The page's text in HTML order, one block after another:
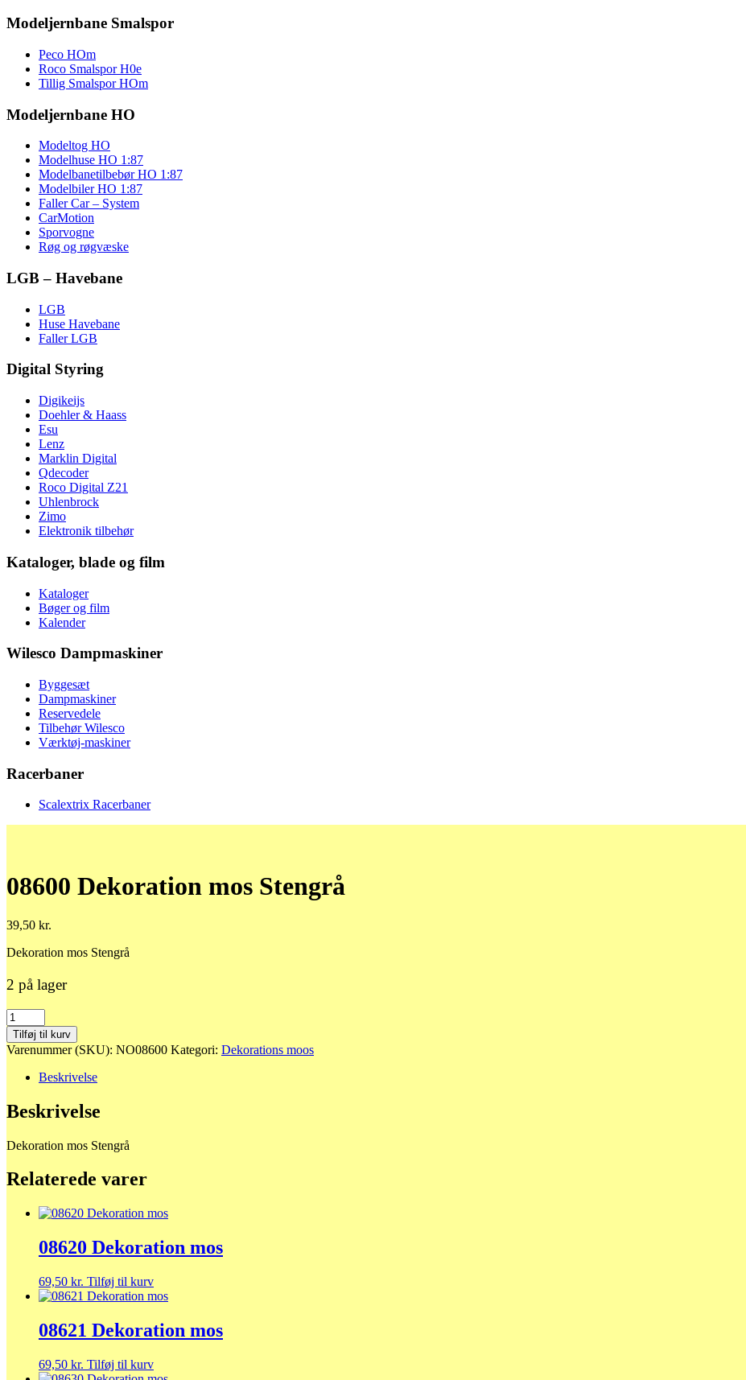
Modeljernbane Smalspor
Peco HOm
Roco Smalspor H0e
Tillig Smalspor HOm
Modeljernbane HO
Modeltog HO
Modelhuse HO 1:87
Modelbanetilbebør HO 1:87
Modelbiler HO 1:87
Faller Car – System
CarMotion
Sporvogne
Røg og røgvæske
LGB – Havebane
LGB
Huse Havebane
Faller LGB
Digital Styring
Digikeijs
Doehler & Haass
Esu
Lenz
Marklin Digital
Qdecoder
Roco Digital Z21
Uhlenbrock
Zimo
Elektronik tilbehør
Kataloger, blade og film
Kataloger
Bøger og film
Kalender
Wilesco Dampmaskiner
Byggesæt
Dampmaskiner
Reservedele
Tilbehør Wilesco
Værktøj-maskiner
Racerbaner
Scalextrix Racerbaner
08600 Dekoration mos Stengrå
39,50 kr.
Dekoration mos Stengrå
2 på lager
08600
Dekoration
mos
Stengrå
antal
Tilføj til kurv
Varenummer (SKU): NO08600 Kategori: Dekorations moos
Beskrivelse
Beskrivelse
Dekoration mos Stengrå
Relaterede varer
08620 Dekoration mos
69,50 kr. Tilføj til kurv
08621 Dekoration mos
69,50 kr. Tilføj til kurv